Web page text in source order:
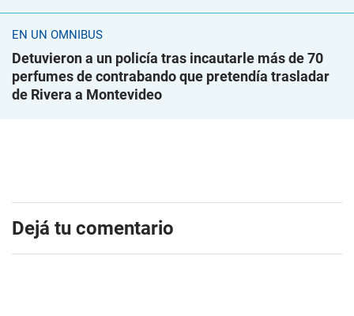
EN UN ÓMNIBUS
Detuvieron a un policía tras incautarle más de 70
perfumes de contrabando que pretendía trasladar
de Rivera a Montevideo
Dejá tu comentario